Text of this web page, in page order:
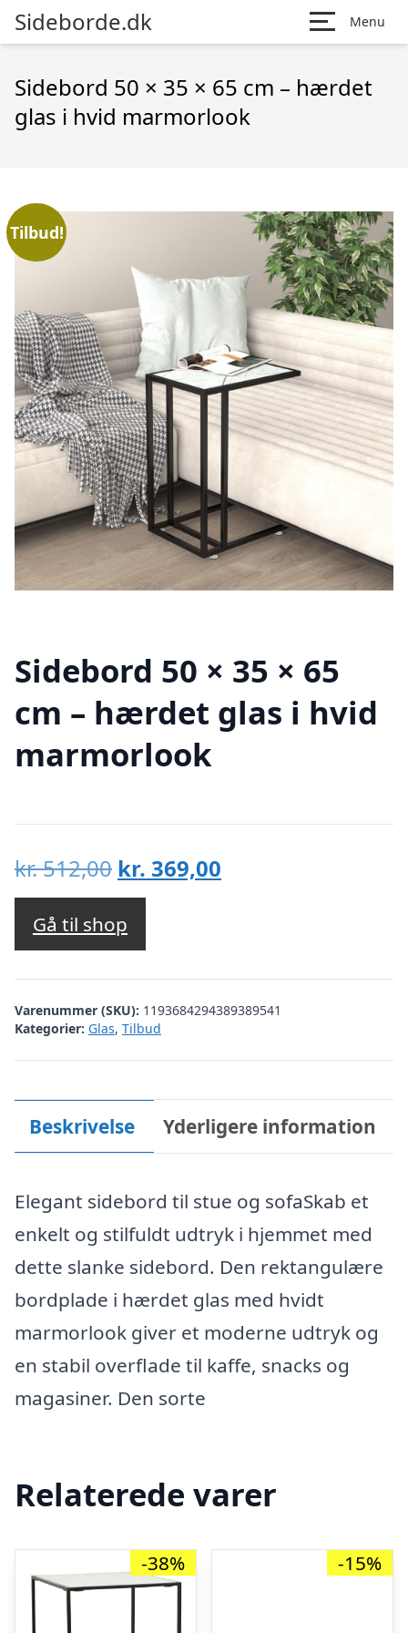
Sideborde.dk Menu
Sidebord 50 × 35 × 65 cm – hærdet
glas i hvid marmorlook
Tilbud!
Sidebord 50 × 35 × 65
cm – hærdet glas i hvid
marmorlook
kr.512,00 Den
oprindelige
pris
var:
kr. 512,00.
kr. 369,00
kr. 369,00.
Gå til shop
Varenummer (SKU): 1193684294389389541
Kategorier: Glas, Tilbud
Beskrivelse Yderligere information
Elegant sidebord til stue og sofaSkab et
enkelt og stilfuldt udtryk i hjemmet med
dette slanke sidebord. Den rektangulære
bordplade i hærdet glas med hvidt
marmorlook giver et moderne udtryk og
en stabil overflade til kaffe, snacks og
magasiner. Den sorte
Relaterede varer
-38% -15%